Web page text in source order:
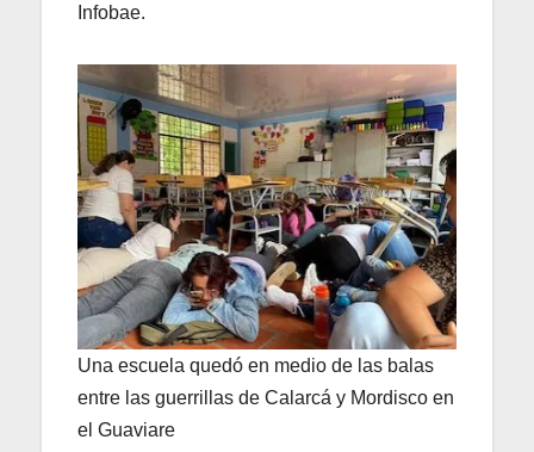
Infobae.
Una escuela quedó en medio de las balas
entre las guerrillas de Calarcá y Mordisco en
el Guaviare